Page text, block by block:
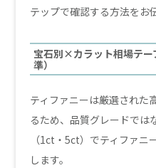
テップで確認する方法をお
宝石別×カラット相場テー
準）
ティファニーは厳選された
るため、品質グレードでは
（1ct・5ct）でティファ
します。